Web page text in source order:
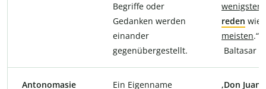
Begriffe oder
Gedanken werden
einander
gegenübergestellt.
wenigsten
reden wie
meisten.“–
Baltasar
Antonomasie
Ein Eigenname
‚Don Juan